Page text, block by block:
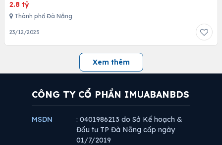
2.8 tỷ
Thành phố Đà Nẵng
23/12/2025
Xem thêm
CÔNG TY CỔ PHẦN IMUABANBDS
MSDN
: 0401986213 do Sở Kế hoạch &
Đầu tư TP Đà Nẵng cấp ngày
01/7/2019